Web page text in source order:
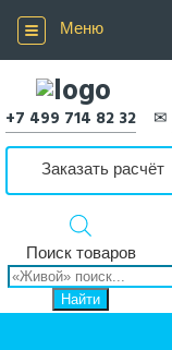
Меню
+7 499 714 82 32 ✉
Заказать расчёт
Поиск товаров
Найти